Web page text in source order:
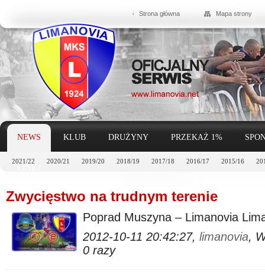
Strona główna Mapa strony
NEWS
2021/22 2020/21 2019/20 2018/19 2017/18 2016/17 2015/16
KLUB DRUŻYNY PRZEKAŻ 1%
Zwycięstwo na trudnym terenie
Poprad Muszyna – Limanovia
2012-10-11 20:42:27, limanovia,
0 razy